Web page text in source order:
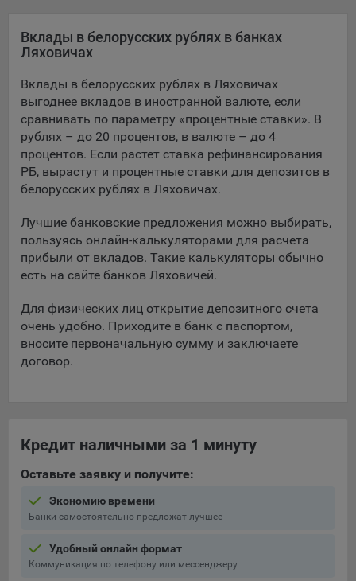
сервис показа контекстной рекламы. Адрес: Yandex
Europe AG, Werftestrasse 4, CH-6005 Luzern, Switzerland.
предоставляемый компанией Google Ireland Ltd, Gordon
House Barrow Street Dublin 4, D04E5W5 Ireland.
Сохранить мои изменения
Сохранить по умолчанию
Вклады в белорусских рублях в банках
Ляховичах
Вклады в белорусских рублях в Ляховичах
выгоднее вкладов в иностранной валюте, если
сравнивать по параметру «процентные ставки». В
рублях – до 20 процентов, в валюте – до 4
процентов. Если растет ставка рефинансирования
РБ, вырастут и процентные ставки для депозитов в
белорусских рублях в Ляховичах.
Лучшие банковские предложения можно выбирать,
пользуясь онлайн-калькуляторами для расчета
прибыли от вкладов. Такие калькуляторы обычно
есть на сайте банков Ляховичей.
Для физических лиц открытие депозитного счета
очень удобно. Приходите в банк с паспортом,
вносите первоначальную сумму и заключаете
договор.
Кредит наличными за 1 минуту
Оставьте заявку и получите:
Экономию времени
Банки самостоятельно предложат лучшее
Удобный онлайн формат
Коммуникация по телефону или мессенджеру